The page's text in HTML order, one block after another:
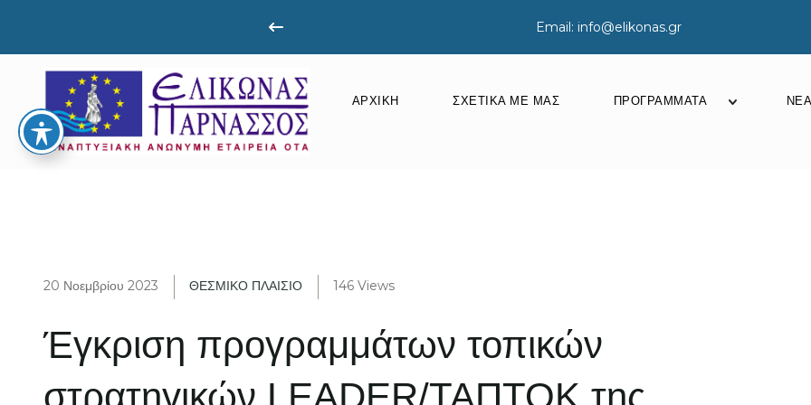
Email: info@elikonas.gr
ΑΡΧΙΚΉ ΣΧΕΤΙΚΆ ΜΕ ΜΑΣ ΠΡΟΓΡΆΜΜΑΤΑ ΝΈΑ
20 Νοεμβρίου 2023 ΘΕΣΜΙΚΟ ΠΛΑΙΣΙΟ 146 Views
Έγκριση προγραμμάτων τοπικών
στρατηγικών LEADER/ΤΑΠΤΟΚ της